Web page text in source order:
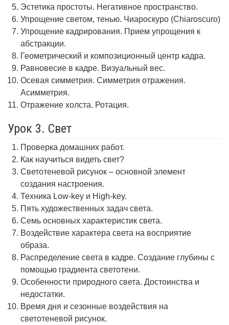
Эстетика простоты. Негативное пространство.
Упрощение светом, тенью. Чиароскуро (Chiaroscuro)
Упрощение кадрирования. Прием упрощения к
абстракции.
Геометрический и композиционный центр кадра.
Равновесие в кадре. Визуальный вес.
Осевая симметрия. Симметрия отражения.
Асимметрия.
Отражение холста. Ротация.
Урок 3. Свет
Проверка домашних работ.
Как научиться видеть свет?
Светотеневой рисунок – основной элемент
создания настроения.
Техника Low-key и High-key.
Пять художественных задач света.
Семь основных характеристик света.
Воздействие характера света на восприятие
образа.
Распределение света в кадре. Создание глубины с
помощью градиента светотени.
Особенности природного света. Достоинства и
недостатки.
Время дня и сезонные воздействия на
светотеневой рисунок.